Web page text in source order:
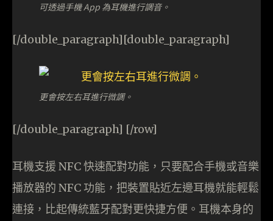
可透過手機 App 為耳機進行調音。
[/double_paragraph][double_paragraph]
更會按左右耳進行微調。
[/double_paragraph] [/row]
耳機支援 NFC 快速配對功能，只要配合手機或音樂
播放器的 NFC 功能，把裝置貼近左邊耳機就能輕鬆
連接，比起傳統藍牙配對更快捷方便。耳機本身的